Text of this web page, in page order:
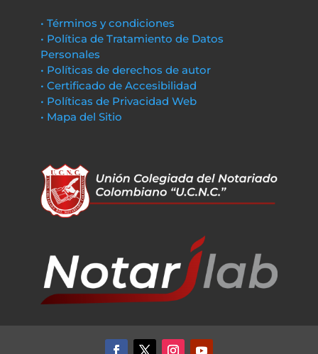
• Términos y condiciones
• Política de Tratamiento de Datos
Personales
• Políticas de derechos de autor
• Certificado de Accesibilidad
• Políticas de Privacidad Web
• Mapa del Sitio